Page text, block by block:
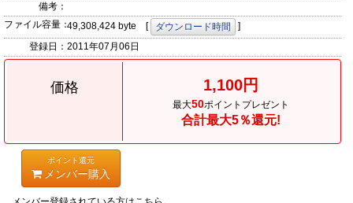
備考：
ファイル容量：49,308,424 byte [ ダウンロード時間
]
登録日： 2011年07月06日
価格 1,100円
最大50ポイントプレゼント
合計最大5％還元!
ポイント還元
メンバー購入